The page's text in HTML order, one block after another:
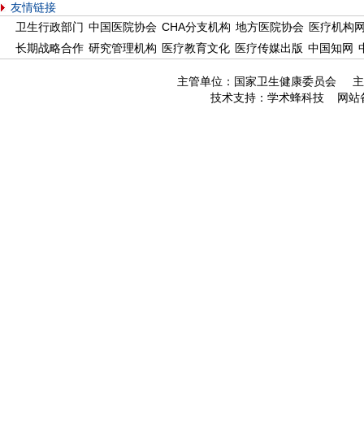
友情链接
卫生行政部门 中国医院协会 CHA分支机构 地方医院协会 医疗机构
长期战略合作 研究管理机构 医疗教育文化 医疗传媒出版 中国知网
主管单位：国家卫生健康委员会
技术支持：学术蜂科技 网站